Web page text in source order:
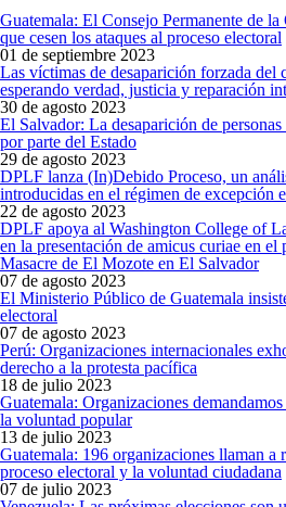
Guatemala: El Consejo Permanente de
que cesen los ataques al proceso electoral
01 de septiembre 2023
Las víctimas de desaparición forzada del
esperando verdad, justicia y reparación
30 de agosto 2023
El Salvador: La desaparición de
por parte del Estado
29 de agosto 2023
DPLF lanza (In)Debido Proceso, un
introducidas en el régimen de excepción
22 de agosto 2023
DPLF apoya al Washington College of
en la presentación de amicus curiae en el
Masacre de El Mozote en El Salvador
07 de agosto 2023
El Ministerio Público de Guatemala
electoral
07 de agosto 2023
Perú: Organizaciones internacionales
derecho a la protesta pacífica
18 de julio 2023
Guatemala: Organizaciones
la voluntad popular
13 de julio 2023
Guatemala: 196 organizaciones llaman a
proceso electoral y la voluntad ciudadana
07 de julio 2023